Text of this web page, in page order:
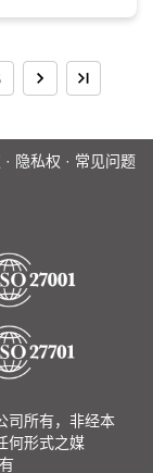
· 隐私权 · 常见问题
司所有，非经本
何形式之媒